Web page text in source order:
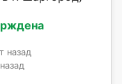
назад